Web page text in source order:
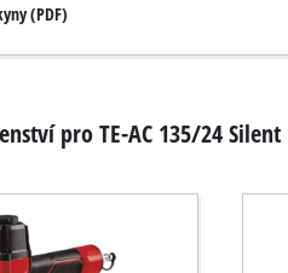
(PDF)
pro TE-AC 135/24 Silent